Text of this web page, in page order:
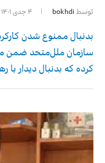
توسط bokhdi ۴ جدی ۱۴۰۱
بدنبال ممنوع شدن
سازمان ملل‌متحد ضمن
کرده که بدنبال دیدار